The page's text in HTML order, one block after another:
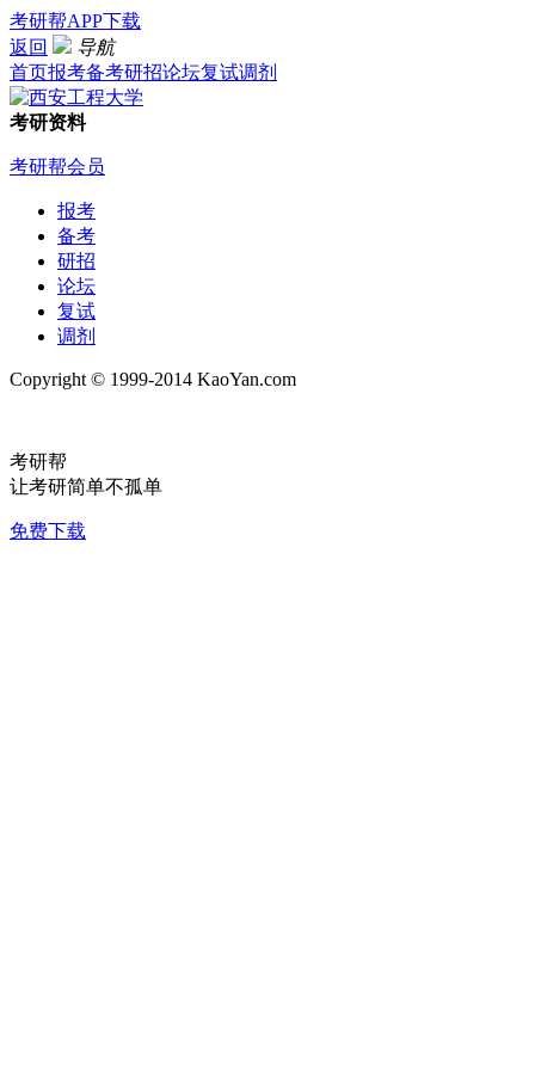
考研帮APP下载
返回
导航
首页报考备考研招论坛复试调剂
考研资料
考研帮会员
报考
备考
研招
论坛
复试
调剂
Copyright © 1999-2014 KaoYan.com
考研帮
让考研简单不孤单
免费下载